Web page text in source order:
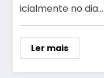
icialmente no dia…
Ler mais